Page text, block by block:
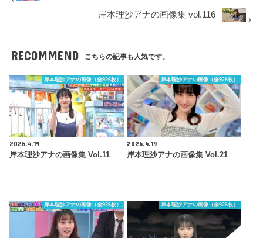
岸本理沙アナの画像集 vol.116
RECOMMEND こちらの記事も人気です。
岸本理沙アナの画像（全926枚）
2026.4.19
岸本理沙アナの画像集 Vol.11
岸本理沙アナの画像（全926枚）
2026.4.19
岸本理沙アナの画像集 Vol.21
岸本理沙アナの画像（全926枚） 岸本理沙アナの画像（全926枚）